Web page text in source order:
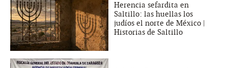
Herencia sefardita en
Saltillo: las huellas los
judíos el norte de México |
Historias de Saltillo